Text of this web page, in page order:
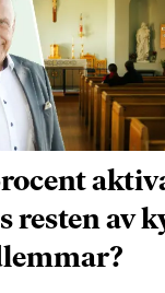
resten av